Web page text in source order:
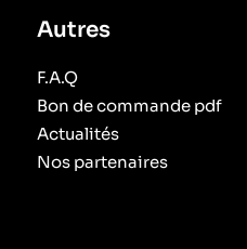
Autres
F.A.Q
Bon de commande pdf
Actualités
Nos partenaires